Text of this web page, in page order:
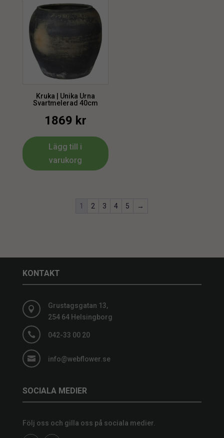
Kruka | Unika Urna
Svartmelerad 40cm
1869 kr
Lägg till i
varukorg
1 2 3 4 5 →
KONTAKT

Grustagsgatan 13,
254 64 Helsingborg
 042-33 00 20
 info@webflower.se
SOCIALA MEDIER
Följ oss och gilla oss på sociala medier.